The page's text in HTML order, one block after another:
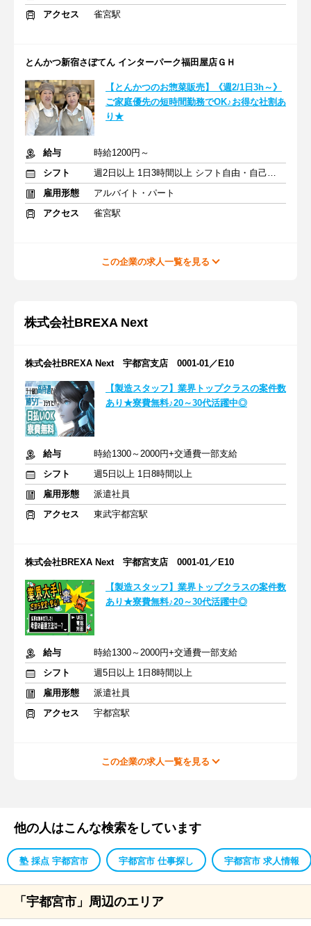
アクセス
雀宮駅
とんかつ新宿さぼてん インターパーク福田屋店ＧＨ
【とんかつのお惣菜販売】《週2/1日3h～》
ご家庭優先の短時間勤務でOK♪お得な社割あ
り★
給与
時給1200円～
シフト
週2日以上 1日3時間以上 シフト自由・自己申告
雇用形態
アルバイト・パート
アクセス
雀宮駅
この企業の求人一覧を見る
株式会社BREXA Next
株式会社BREXA Next 宇都宮支店 0001-01／E10
【製造スタッフ】業界トップクラスの案件数
あり★寮費無料♪20～30代活躍中◎
給与
時給1300～2000円+交通費一部支給
シフト
週5日以上 1日8時間以上
雇用形態
派遣社員
アクセス
東武宇都宮駅
株式会社BREXA Next 宇都宮支店 0001-01／E10
【製造スタッフ】業界トップクラスの案件数
あり★寮費無料♪20～30代活躍中◎
給与
時給1300～2000円+交通費一部支給
シフト
週5日以上 1日8時間以上
雇用形態
派遣社員
アクセス
宇都宮駅
この企業の求人一覧を見る
他の人はこんな検索をしています
塾 採点 宇都宮市 宇都宮市 仕事探し 宇都宮市 求人情報
「宇都宮市」周辺のエリア